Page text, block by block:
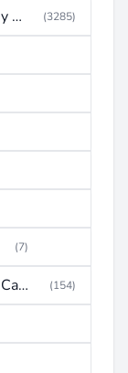
Autoradio (Potencias, Radios y DVD) (3285)
(7)
Caja Registradora (Electronic Cash Register) (154)